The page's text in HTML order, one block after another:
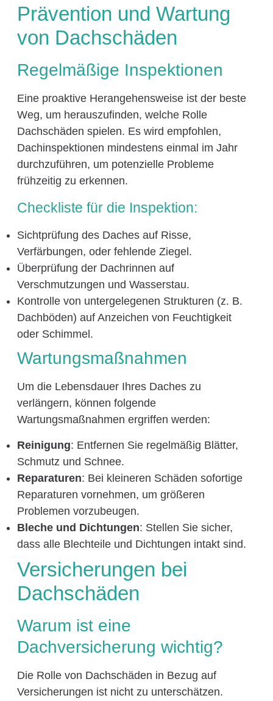
Prävention und Wartung
von Dachschäden
Regelmäßige Inspektionen
Eine proaktive Herangehensweise ist der beste
Weg, um herauszufinden, welche Rolle
Dachschäden spielen. Es wird empfohlen,
Dachinspektionen mindestens einmal im Jahr
durchzuführen, um potenzielle Probleme
frühzeitig zu erkennen.
Checkliste für die Inspektion:
Sichtprüfung des Daches auf Risse,
Verfärbungen, oder fehlende Ziegel.
Überprüfung der Dachrinnen auf
Verschmutzungen und Wasserstau.
Kontrolle von untergelegenen Strukturen (z. B.
Dachböden) auf Anzeichen von Feuchtigkeit
oder Schimmel.
Wartungsmaßnahmen
Um die Lebensdauer Ihres Daches zu
verlängern, können folgende
Wartungsmaßnahmen ergriffen werden:
Reinigung: Entfernen Sie regelmäßig Blätter,
Schmutz und Schnee.
Reparaturen: Bei kleineren Schäden sofortige
Reparaturen vornehmen, um größeren
Problemen vorzubeugen.
Bleche und Dichtungen: Stellen Sie sicher,
dass alle Blechteile und Dichtungen intakt sind.
Versicherungen bei
Dachschäden
Warum ist eine
Dachversicherung wichtig?
Die Rolle von Dachschäden in Bezug auf
Versicherungen ist nicht zu unterschätzen.